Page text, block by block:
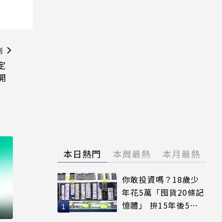
本日熱門 本周最熱 本月最熱
你敢投資嗎？18歲少
年花5萬「囤貨20條記
憶體」 拚15年後5倍